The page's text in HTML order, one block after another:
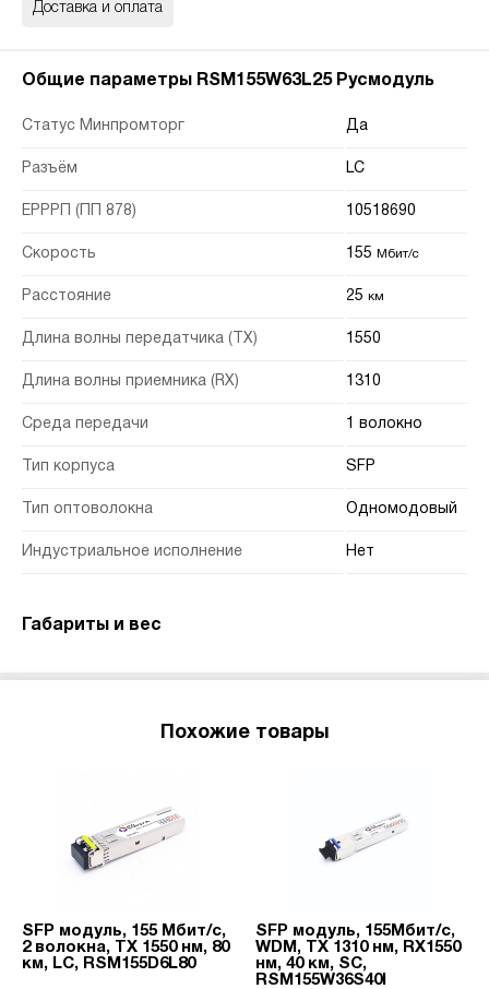
Доставка и оплата
Общие параметры RSM155W63L25 Русмодуль
Статус Минпромторг Да
Разъём LC
ЕРРРП (ПП 878) 10518690
Скорость 155 Мбит/с
Расстояние 25 км
Длина волны передатчика (TX) 1550
Длина волны приемника (RX) 1310
Среда передачи 1 волокно
Тип корпуса SFP
Тип оптоволокна Одномодовый
Индустриальное исполнение Нет
Габариты и вес
Похожие товары
SFP модуль, 155 Мбит/с,
2 волокна, TX 1550 нм, 80
км, LC, RSM155D6L80
SFP модуль, 155Мбит/с,
WDM, TX 1310 нм, RX1550
нм, 40 км, SC,
RSM155W36S40I